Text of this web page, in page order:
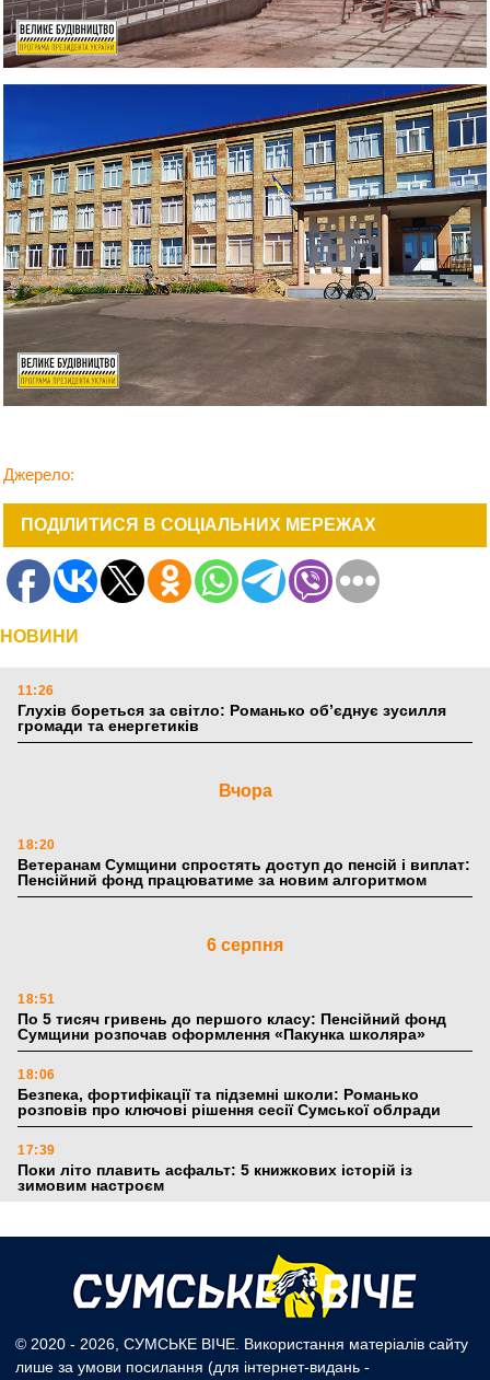
Джерело:
ПОДІЛИТИСЯ В СОЦІАЛЬНИХ МЕРЕЖАХ
НОВИНИ
11:26
Глухів бореться за світло: Романько об’єднує зусилля
громади та енергетиків
Вчора
18:20
Ветеранам Сумщини спростять доступ до пенсій і виплат:
Пенсійний фонд працюватиме за новим алгоритмом
6 серпня
18:51
По 5 тисяч гривень до першого класу: Пенсійний фонд
Сумщини розпочав оформлення «Пакунка школяра»
18:06
Безпека, фортифікації та підземні школи: Романько
розповів про ключові рішення сесії Сумської облради
17:39
Поки літо плавить асфальт: 5 книжкових історій із
зимовим настроєм
5 серпня
обладнання від партнерів із Німеччини
© 2020 - 2026, СУМСЬКЕ ВІЧЕ. Використання матеріалів сайту
лише за умови посилання (для інтернет-видань -